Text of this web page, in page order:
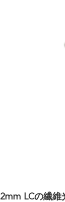
LCの繊